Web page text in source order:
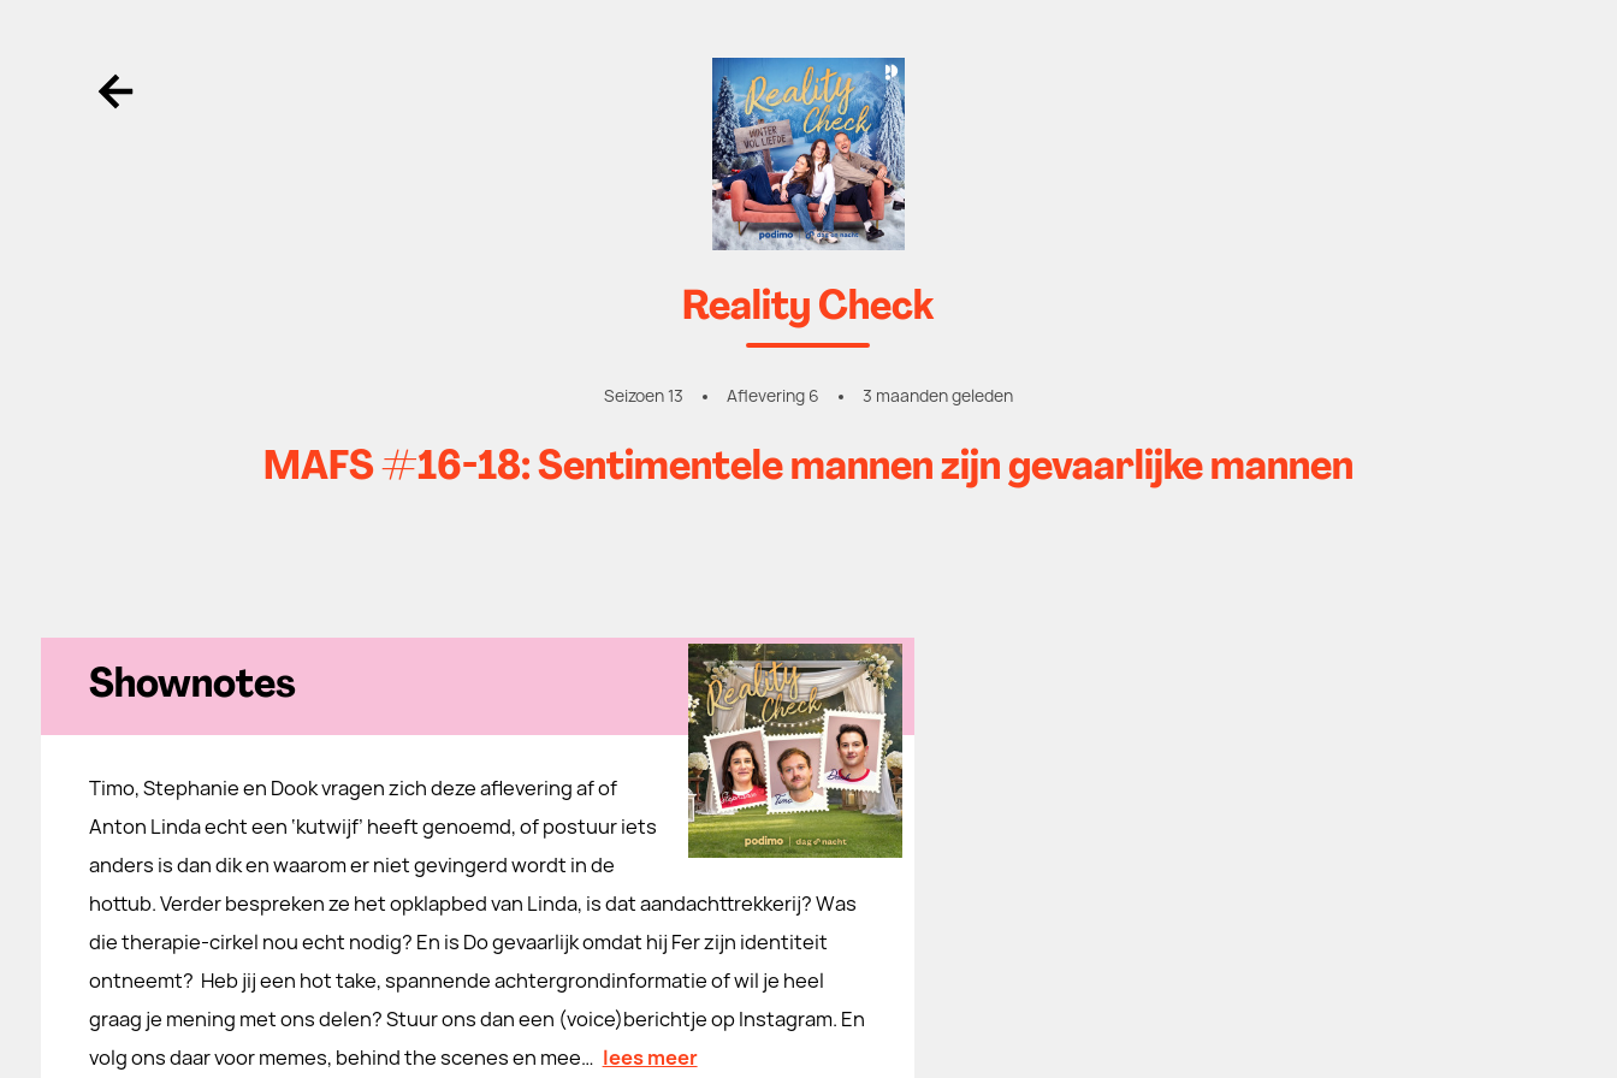
Ga terug
Reality Check
Seizoen 13 Aflevering 6 3 maanden geleden
MAFS #16-18: Sentimentele mannen zijn gevaarlijke mannen
Shownotes
Timo, Stephanie en Dook vragen zich deze aflevering af of
Anton Linda echt een ‘kutwijf’ heeft genoemd, of postuur iets
anders is dan dik en waarom er niet gevingerd wordt in de
hottub. Verder bespreken ze het opklapbed van Linda, is dat aandachttrekkerij? Was
die therapie-cirkel nou echt nodig? En is Do gevaarlijk omdat hij Fer zijn identiteit
ontneemt? Heb jij een hot take, spannende achtergrondinformatie of wil je heel
graag je mening met ons delen? Stuur ons dan een (voice)berichtje op Instagram. En
volg ons daar voor memes, behind the scenes en mee… lees meer